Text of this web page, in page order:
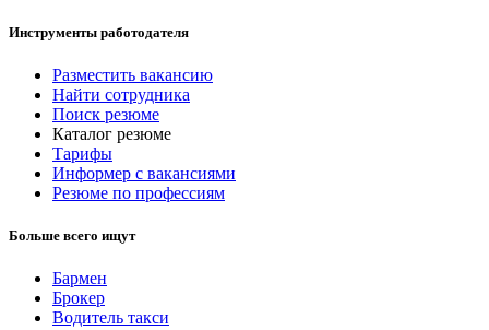
Инструменты работодателя
Разместить вакансию
Найти сотрудника
Поиск резюме
Каталог резюме
Тарифы
Информер с вакансиями
Резюме по профессиям
Больше всего ищут
Бармен
Брокер
Водитель такси